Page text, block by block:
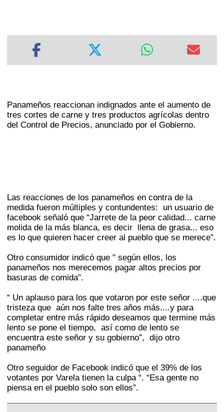
Panameños reaccionan indignados ante el aumento de
tres cortes de carne y tres productos agrícolas dentro
del Control de Precios, anunciado por el Gobierno.
Las reacciones de los panameños en contra de la
medida fueron múltiples y contundentes: un usuario de
facebook señaló que “Jarrete de la peor calidad... carne
molida de la más blanca, es decir llena de grasa... eso
es lo que quieren hacer creer al pueblo que se merece”.
Otro consumidor indicó que " según ellos, los
panameños nos merecemos pagar altos precios por
basuras de comida".
“ Un aplauso para los que votaron por este señor ....que
tristeza que aún nos falte tres años más....y para
completar entre más rápido deseamos que termine más
lento se pone el tiempo, así como de lento se
encuentra este señor y su gobierno”, dijo otro
panameño
Otro seguidor de Facebook indicó que el 39% de los
votantes por Varela tienen la culpa “. “Esa gente no
piensa en el pueblo solo son ellos”.